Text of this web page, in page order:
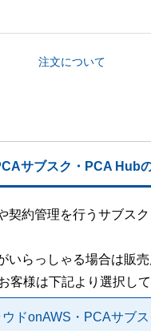
注文について
サブスク・PCA Hub
契約管理を行うサブス
いらっしゃる場合は販
客様は下記より選択して
ドonAWS・PCAサブ